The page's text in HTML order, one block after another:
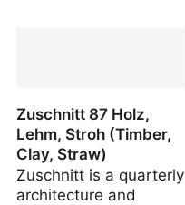
Zuschnitt 87 Holz,
Lehm, Stroh (Timber,
Clay, Straw)
Zuschnitt is a quarterly
architecture and